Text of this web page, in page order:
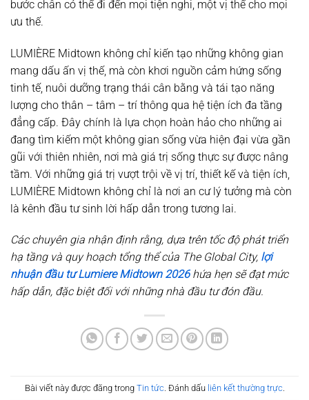
bước chân có thể đi đến mọi tiện nghi, một vị thế cho mọi
ưu thế.
LUMIÈRE Midtown không chỉ kiến tạo những không gian
mang dấu ấn vị thế, mà còn khơi nguồn cảm hứng sống
tinh tế, nuôi dưỡng trạng thái cân bằng và tái tạo năng
lượng cho thân – tâm – trí thông qua hệ tiện ích đa tầng
đẳng cấp. Đây chính là lựa chọn hoàn hảo cho những ai
đang tìm kiếm một không gian sống vừa hiện đại vừa gần
gũi với thiên nhiên, nơi mà giá trị sống thực sự được nâng
tầm. Với những giá trị vượt trội về vị trí, thiết kế và tiện ích,
LUMIÈRE Midtown không chỉ là nơi an cư lý tưởng mà còn
là kênh đầu tư sinh lời hấp dẫn trong tương lai.
Các chuyên gia nhận định rằng, dựa trên tốc độ phát triển
hạ tầng và quy hoạch tổng thể của The Global City, lợi
nhuận đầu tư Lumiere Midtown 2026hứa hẹn sẽ đạt mức
hấp dẫn, đặc biệt đối với những nhà đầu tư đón đầu.
Bài viết này được đăng trong Tin tức . Đánh dấu liên kết thường trực